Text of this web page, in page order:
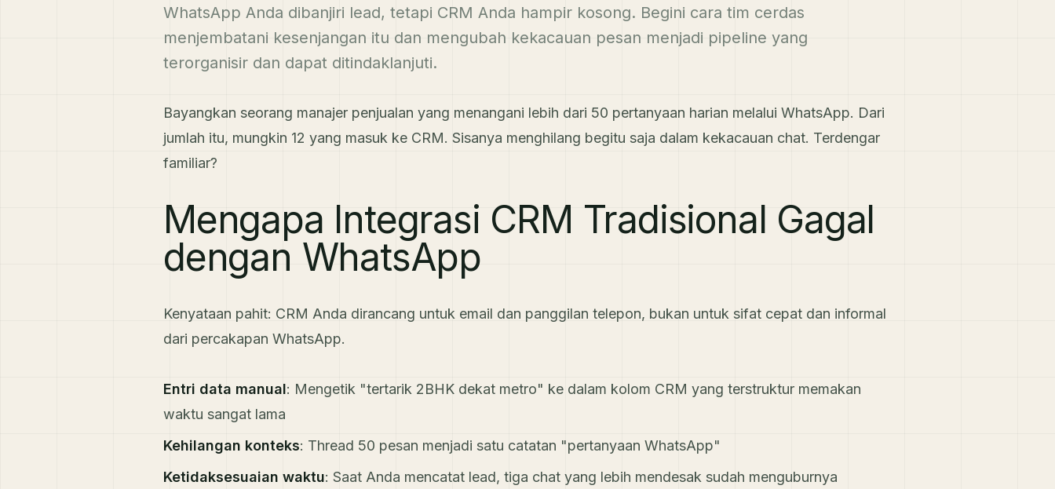
WhatsApp Anda dibanjiri lead, tetapi CRM Anda hampir kosong. Begini cara tim cerdas
menjembatani kesenjangan itu dan mengubah kekacauan pesan menjadi pipeline yang
terorganisir dan dapat ditindaklanjuti.
Bayangkan seorang manajer penjualan yang menangani lebih dari 50 pertanyaan harian melalui WhatsApp. Dari
jumlah itu, mungkin 12 yang masuk ke CRM. Sisanya menghilang begitu saja dalam kekacauan chat. Terdengar
familiar?
Mengapa Integrasi CRM Tradisional Gagal
dengan WhatsApp
Kenyataan pahit: CRM Anda dirancang untuk email dan panggilan telepon, bukan untuk sifat cepat dan informal
dari percakapan WhatsApp.
Entri data manual: Mengetik "tertarik 2BHK dekat metro" ke dalam kolom CRM yang terstruktur memakan
waktu sangat lama
Kehilangan konteks: Thread 50 pesan menjadi satu catatan "pertanyaan WhatsApp"
Ketidaksesuaian waktu: Saat Anda mencatat lead, tiga chat yang lebih mendesak sudah menguburnya